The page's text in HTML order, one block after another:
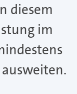
diesem
im